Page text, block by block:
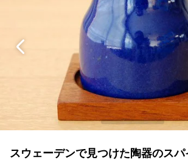
スウェーデンで見つけた陶器のスパ